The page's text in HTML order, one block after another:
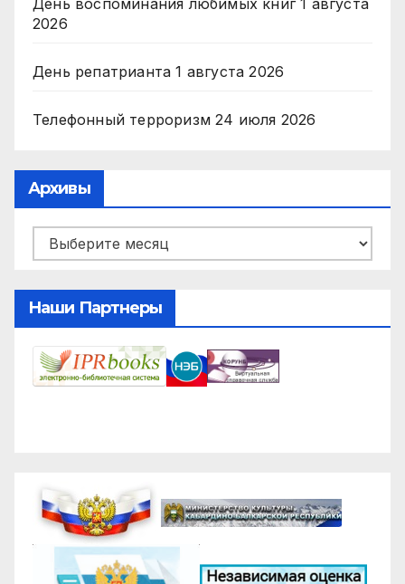
День воспоминания любимых книг 1 августа
2026
День репатрианта 1 августа 2026
Телефонный терроризм 24 июля 2026
Архивы
Архивы
Наши Партнеры